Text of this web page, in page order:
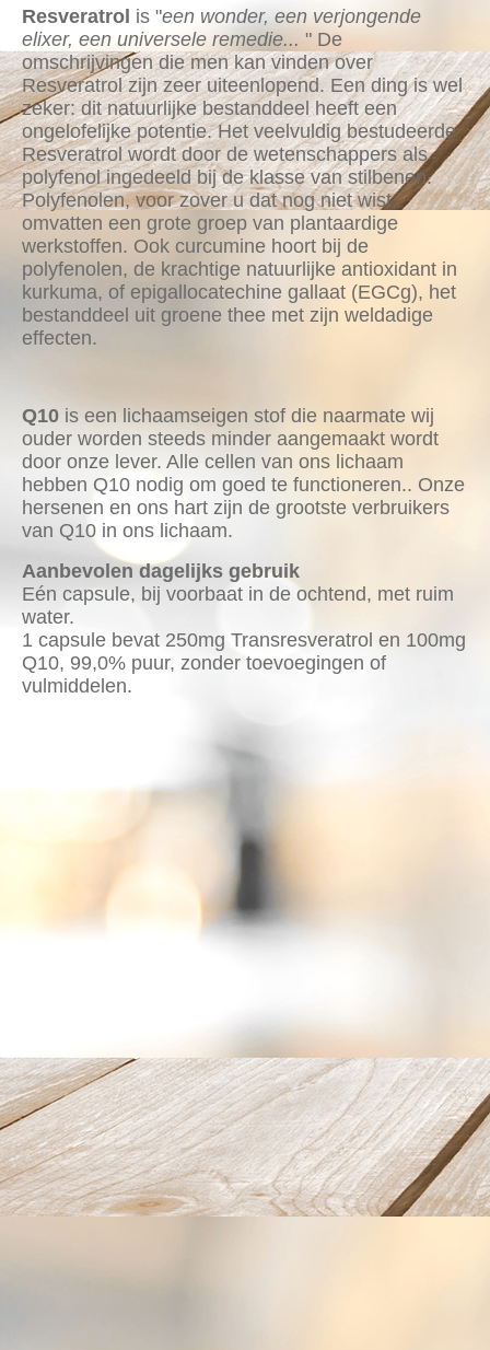
Resveratrol is "een wonder, een verjongende
elixer, een universele remedie... " De
omschrijvingen die men kan vinden over
Resveratrol zijn zeer uiteenlopend. Een ding is wel
zeker: dit natuurlijke bestanddeel heeft een
ongelofelijke potentie. Het veelvuldig bestudeerde
Resveratrol wordt door de wetenschappers als
polyfenol ingedeeld bij de klasse van stilbenen.
Polyfenolen, voor zover u dat nog niet wist,
omvatten een grote groep van plantaardige
werkstoffen. Ook curcumine hoort bij de
polyfenolen, de krachtige natuurlijke antioxidant in
kurkuma, of epigallocatechine gallaat (EGCg), het
bestanddeel uit groene thee met zijn weldadige
effecten.
Q10 is een lichaamseigen stof die naarmate wij
ouder worden steeds minder aangemaakt wordt
door onze lever. Alle cellen van ons lichaam
hebben Q10 nodig om goed te functioneren.. Onze
hersenen en ons hart zijn de grootste verbruikers
van Q10 in ons lichaam.
Aanbevolen dagelijks gebruik
Eén capsule, bij voorbaat in de ochtend, met ruim
water.
1 capsule bevat 250mg Transresveratrol en 100mg
Q10, 99,0% puur, zonder toevoegingen of
vulmiddelen.